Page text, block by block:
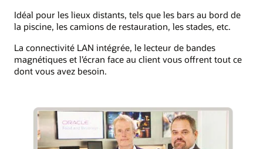
Idéal pour les lieux distants, tels que les bars au bord de
la piscine, les camions de restauration, les stades, etc.
La connectivité LAN intégrée, le lecteur de bandes
magnétiques et l’écran face au client vous offrent tout ce
dont vous avez besoin.